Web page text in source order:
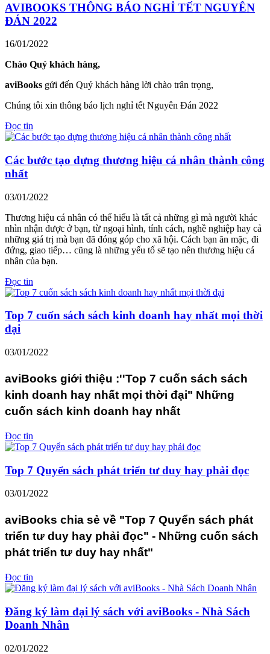
AVIBOOKS THÔNG BÁO NGHỈ TẾT NGUYÊN
ĐÁN 2022
16/01/2022
Chào Quý khách hàng,
aviBooks gửi đến Quý khách hàng lời chào trân trọng,
Chúng tôi xin thông báo lịch nghỉ tết Nguyên Đán 2022
Đọc tin
Các bước tạo dựng thương hiệu cá nhân thành công
nhất
03/01/2022
Thương hiệu cá nhân có thể hiểu là tất cả những gì mà người khác
nhìn nhận được ở bạn, từ ngoại hình, tính cách, nghề nghiệp hay cả
những giá trị mà bạn đã đóng góp cho xã hội. Cách bạn ăn mặc, đi
đứng, giao tiếp… cũng là những yếu tố sẽ tạo nên thương hiệu cá
nhân của bạn.
Đọc tin
Top 7 cuốn sách sách kinh doanh hay nhất mọi thời
đại
03/01/2022
aviBooks giới thiệu :''Top 7 cuốn sách sách
kinh doanh hay nhất mọi thời đại" Những
cuốn sách kinh doanh hay nhất
Đọc tin
Top 7 Quyển sách phát triển tư duy hay phải đọc
03/01/2022
aviBooks chia sẻ về "Top 7 Quyển sách phát
triển tư duy hay phải đọc" - Những cuốn sách
phát triển tư duy hay nhất"
Đọc tin
Đăng ký làm đại lý sách với aviBooks - Nhà Sách
Doanh Nhân
02/01/2022